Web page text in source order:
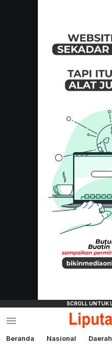
liputan24.net
Beranda Nasional Daerah